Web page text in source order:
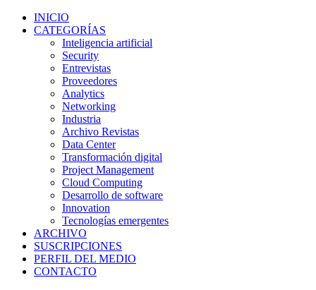
INICIO
CATEGORÍAS
Inteligencia artificial
Security
Entrevistas
Proveedores
Analytics
Networking
Industria
Archivo Revistas
Data Center
Transformación digital
Project Management
Cloud Computing
Desarrollo de software
Innovation
Tecnologías emergentes
ARCHIVO
SUSCRIPCIONES
PERFIL DEL MEDIO
CONTACTO